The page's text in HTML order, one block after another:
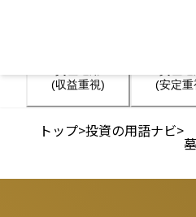
(収益重視)
(安定重
トップ>投資の用語ナビ>